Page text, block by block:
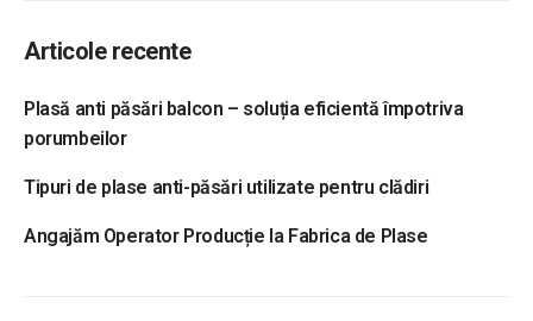
Articole recente
Plasă anti păsări balcon – soluția eficientă împotriva
porumbeilor
Tipuri de plase anti-păsări utilizate pentru clădiri
Angajăm Operator Producție la Fabrica de Plase